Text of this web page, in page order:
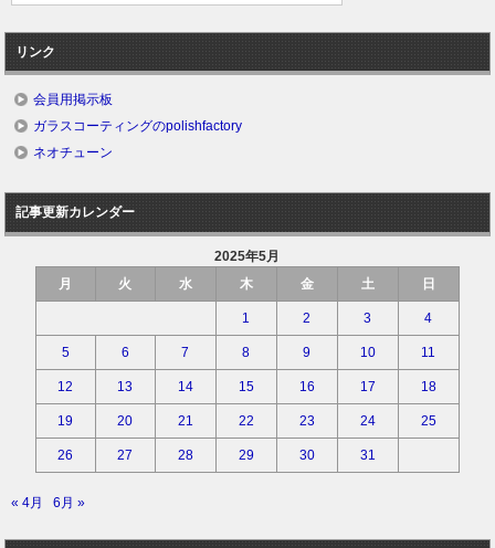
リンク
会員用掲示板
ガラスコーティングのpolishfactory
ネオチューン
記事更新カレンダー
2025年5月
月
火 水 木 金 土 日
1 2 3 4
5 6 7 8 9 10 11
12 13 14 15 16 17 18
19 20 21 22 23 24 25
26 27 28 29 30 31
« 4月 6月 »